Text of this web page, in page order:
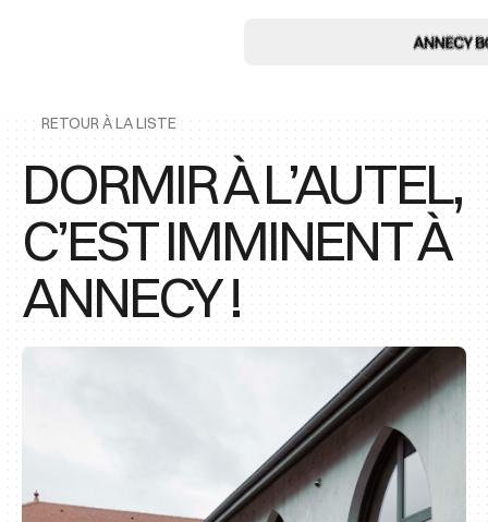
RETOUR À LA LISTE
DORMIR À L’AUTEL,
C’EST IMMINENT À
ANNECY !